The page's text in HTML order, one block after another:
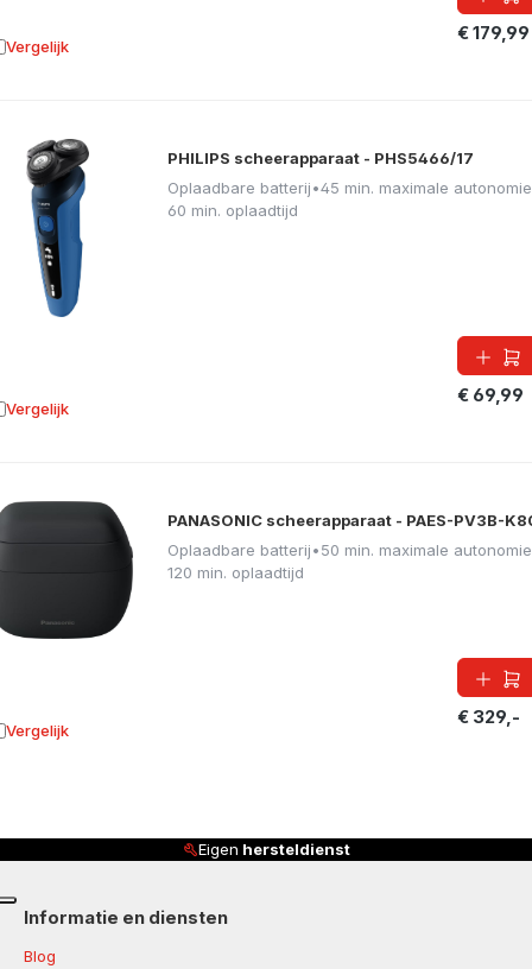
€ 179,99
Vergelijk aan vergelijking
PHILIPS scheerapparaat - PHS5466/17
Oplaadbare batterij•45 min. maximale autonomie
60 min. oplaadtijd
€ 69,99
Vergelijk aan vergelijking
PANASONIC scheerapparaat - PAES-PV3B-
Oplaadbare batterij•50 min. maximale autonomie
120 min. oplaadtijd
€ 329,-
Vergelijk aan vergelijking
Eigen hersteldienst
Informatie en diensten
Blog